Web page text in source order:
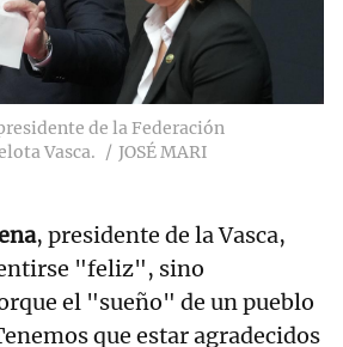
de la Federación
Vasca.
JOSÉ MARI
, presidente de la Vasca,
"feliz", sino
el "sueño" de un pueblo
que estar agradecidos